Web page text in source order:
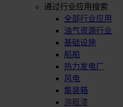
通过行业应用搜索
全部行业应用
油气资源行业
基础设施
船舶
热力发电厂
风电
集装箱
游艇漆